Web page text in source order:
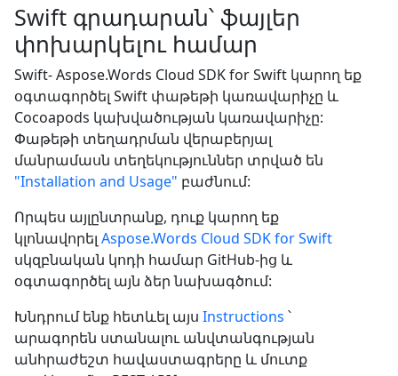
Swift գրադարան՝ ֆայլեր
փոխարկելու համար
Swift- Aspose.Words Cloud SDK for Swift կարող եք
օգտագործել Swift փաթեթի կառավարիչը և
Cocoapods կախվածության կառավարիչը:
Փաթեթի տեղադրման վերաբերյալ
մանրամասն տեղեկություններ տրված են
"Installation and Usage" բաժնում:
Որպես այլընտրանք, դուք կարող եք
կլոնավորել Aspose.Words Cloud SDK for Swift
սկզբնական կոդի համար GitHub-ից և
օգտագործել այն ձեր նախագծում:
Խնդրում ենք հետևել այս Instructions ՝
արագորեն ստանալու անվտանգության
անհրաժեշտ հավաստագրերը և մուտք